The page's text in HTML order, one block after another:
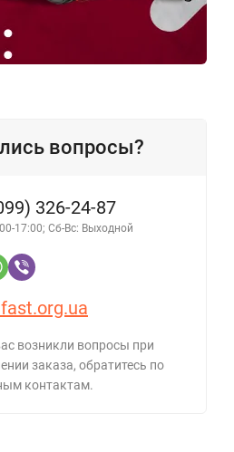
Ice Cream 1л
вопросы?
326-24-87
17:00; Сб-Вс: Выходной
возникли вопросы при
заказа, обратитесь по
контактам.